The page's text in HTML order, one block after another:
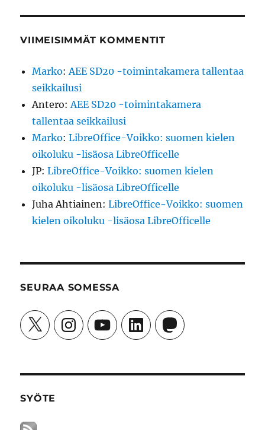
VIIMEISIMMÄT KOMMENTIT
Marko:AEE SD20 -toimintakamera tallentaa
seikkailusi
Antero:AEE SD20 -toimintakamera
tallentaa seikkailusi
Marko:LibreOffice-Voikko: suomen kielen
oikoluku -lisäosa LibreOfficelle
JP:LibreOffice-Voikko: suomen kielen
oikoluku -lisäosa LibreOfficelle
Juha Ahtiainen:LibreOffice-Voikko: suomen
kielen oikoluku -lisäosa LibreOfficelle
SEURAA SOMESSA
X InstagramYouTubeLinkedInMastodon
SYÖTE